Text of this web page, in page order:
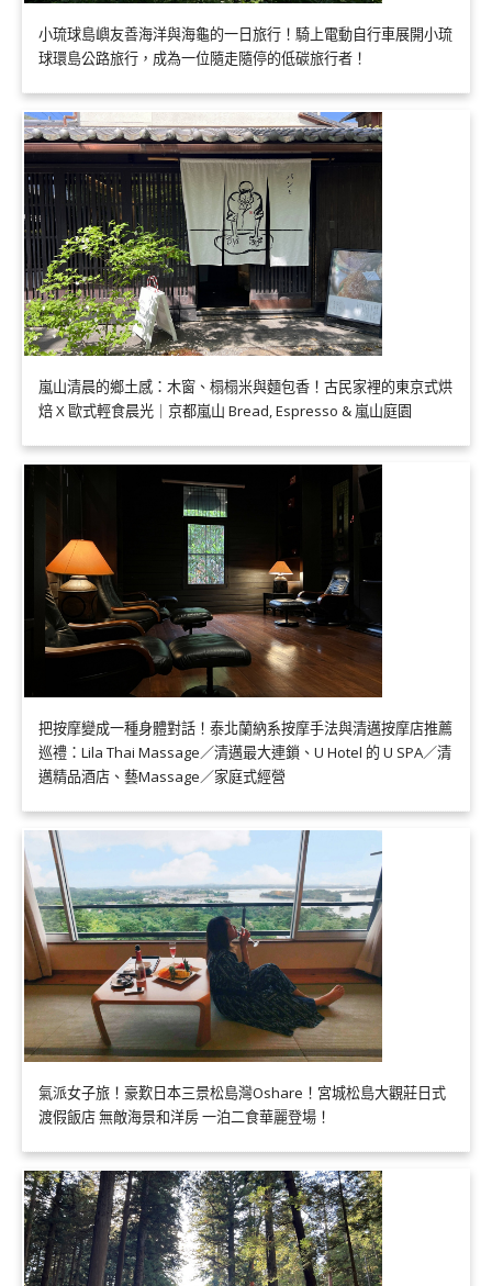
小琉球島嶼友善海洋與海龜的一日旅行！騎上電動自行車展開小琉
球環島公路旅行，成為一位隨走隨停的低碳旅行者！
嵐山清晨的鄉土感：木窗、榻榻米與麵包香！古民家裡的東京式烘
焙 X 歐式輕食晨光｜京都嵐山 Bread, Espresso & 嵐山庭園
把按摩變成一種身體對話！泰北蘭納系按摩手法與清邁按摩店推薦
巡禮：Lila Thai Massage／清邁最大連鎖、U Hotel 的 U SPA／清
邁精品酒店、藝Massage／家庭式經營
氣派女子旅！豪歎日本三景松島灣Oshare！宮城松島大觀莊日式
渡假飯店 無敵海景和洋房 一泊二食華麗登場！